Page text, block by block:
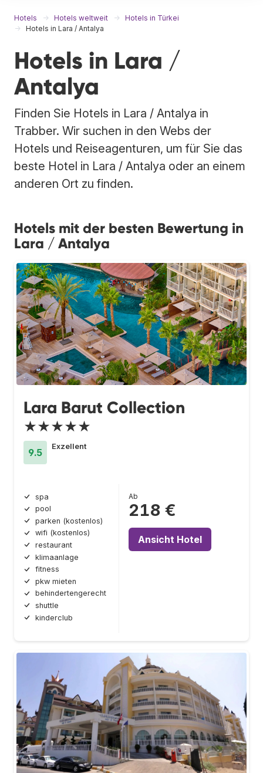
Hotels Hotels weltweit
Hotels in Türkei
Hotels in Lara / Antalya
Hotels in Lara /
Antalya
Finden Sie Hotels in Lara / Antalya in
Trabber. Wir suchen in den Webs der
Hotels und Reiseagenturen, um für Sie das
beste Hotel in Lara / Antalya oder an einem
anderen Ort zu finden.
Hotels mit der besten Bewertung in
Lara / Antalya
Lara Barut Collection
★★★★★
9.5
Exzellent
spa
pool
parken (kostenlos)
wifi (kostenlos)
restaurant
klimaanlage
fitness
pkw mieten
behindertengerecht
shuttle
kinderclub
Ab
218 €
Ansicht Hotel